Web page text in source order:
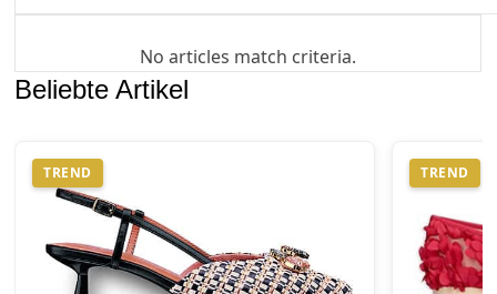
No articles match criteria.
Beliebte Artikel
TREND TREND